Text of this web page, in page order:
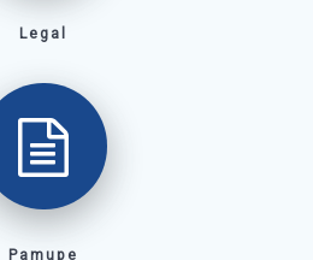
Legal
Pamupe